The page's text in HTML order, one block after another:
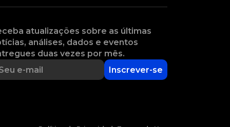
atualizações sobre as últimas
análises, dados e eventos
duas vezes por mês.
Inscrever-se